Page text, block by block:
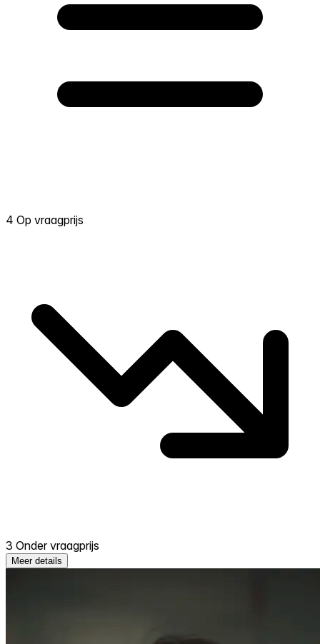
4 Op vraagprijs
3 Onder vraagprijs
Meer details